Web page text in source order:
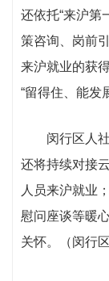
还依托“来沪第
策咨询、岗前
来沪就业的获
“留得住、能发
闵行区人社
还将持续对接
人员来沪就业
慰问座谈等暖
关怀。（闵行